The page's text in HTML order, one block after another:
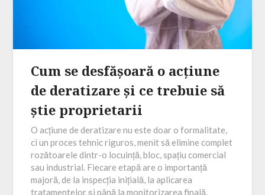
Cum se desfășoară o acțiune
de deratizare și ce trebuie să
știe proprietarii
O acțiune de deratizare nu este doar o formalitate,
ci un proces tehnic riguros, menit să elimine complet
rozătoarele dintr-o locuință, bloc, spațiu comercial
sau industrial. Fiecare etapă are o importanță
majoră, de la inspecția inițială, la aplicarea
tratamentelor și până la monitorizarea finală.